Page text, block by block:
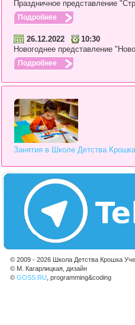
Праздничное представление
Подробнее
26.12.2022
10:30
Новогоднее представление
Подробнее
Занятия в Школе Детства
© 2009 - 2026 Школа Детства Крошка
© М. Кагарлицкая, дизайн
© GOSS.RU , programming&coding